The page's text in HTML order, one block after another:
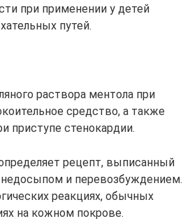
при применении у детей
путей.
раствора ментола при
средство, а также
приступе стенокардии.
рецепт, выписанный
и перевозбуждением.
реакциях, обычных
на кожном покрове.